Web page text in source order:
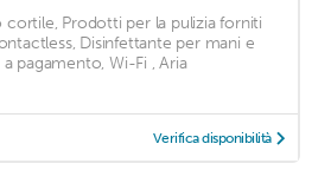
cortile, Prodotti per la pulizia forniti
Disinfettante per mani e
pagamento, Wi-Fi , Aria
Verifica disponibilità